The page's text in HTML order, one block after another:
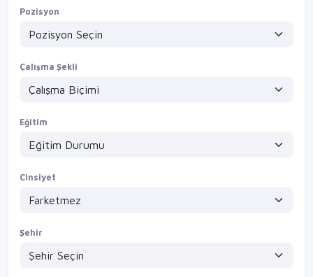
Pozisyon
Çalışma Şekli
Eğitim
Cinsiyet
Şehir